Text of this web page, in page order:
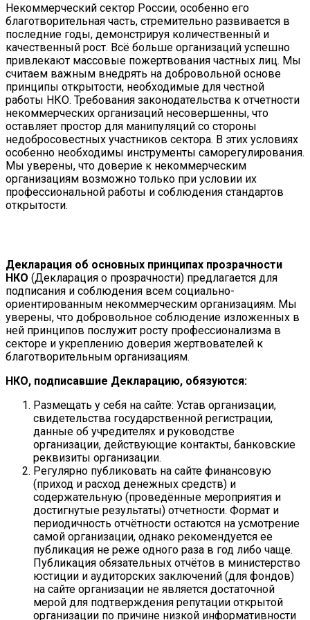
Некоммерческий сектор России, особенно его
благотворительная часть, стремительно развивается в
последние годы, демонстрируя количественный и
качественный рост. Всё больше организаций успешно
привлекают массовые пожертвования частных лиц. Мы
считаем важным внедрять на добровольной основе
принципы открытости, необходимые для честной
работы НКО. Требования законодательства к отчетности
некоммерческих организаций несовершенны, что
оставляет простор для манипуляций со стороны
недобросовестных участников сектора. В этих условиях
особенно необходимы инструменты саморегулирования.
Мы уверены, что доверие к некоммерческим
организациям возможно только при условии их
профессиональной работы и соблюдения стандартов
открытости.
Декларация об основных принципах прозрачности
НКО (Декларация о прозрачности) предлагается для
подписания и соблюдения всем социально-
ориентированным некоммерческим организациям. Мы
уверены, что добровольное соблюдение изложенных в
ней принципов послужит росту профессионализма в
секторе и укреплению доверия жертвователей к
благотворительным организациям.
НКО, подписавшие Декларацию, обязуются:
Размещать у себя на сайте: Устав организации,
свидетельства государственной регистрации,
данные об учредителях и руководстве
организации, действующие контакты, банковские
реквизиты организации.
Регулярно публиковать на сайте финансовую
(приход и расход денежных средств) и
содержательную (проведённые мероприятия и
достигнутые результаты) отчетности. Формат и
периодичность отчётности остаются на усмотрение
самой организации, однако рекомендуется ее
публикация не реже одного раза в год либо чаще.
Публикация обязательных отчётов в министерство
юстиции и аудиторских заключений (для фондов)
на сайте организации не является достаточной
мерой для подтверждения репутации открытой
организации по причине низкой информативности